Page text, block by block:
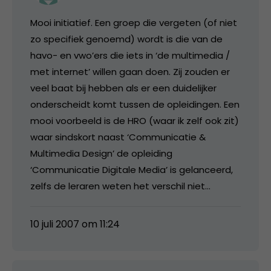
Mooi initiatief. Een groep die vergeten (of niet
zo specifiek genoemd) wordt is die van de
havo- en vwo’ers die iets in ‘de multimedia /
met internet’ willen gaan doen. Zij zouden er
veel baat bij hebben als er een duidelijker
onderscheidt komt tussen de opleidingen. Een
mooi voorbeeld is de HRO (waar ik zelf ook zit)
waar sindskort naast ‘Communicatie &
Multimedia Design’ de opleiding
‘Communicatie Digitale Media’ is gelanceerd,
zelfs de leraren weten het verschil niet…
10 juli 2007 om 11:24